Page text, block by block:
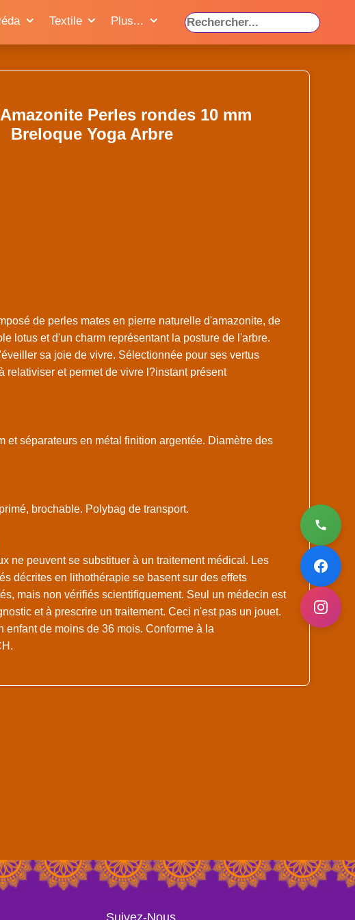
Textile Plus...
Perles rondes 10 mm
Breloque Yoga Arbre
de perles mates en pierre naturelle d'amazonite, de
lotus et d'un charm représentant la posture de l'arbre.
sa joie de vivre. Sélectionnée pour ses vertus
relativiser et permet de vivre l?instant présent
et séparateurs en métal finition argentée. Diamètre des
brochable. Polybag de transport.
ne peuvent se substituer à un traitement médical. Les
décrites en lithothérapie se basent sur des effets
mais non vérifiés scientifiquement. Seul un médecin est
et à prescrire un traitement. Ceci n'est pas un jouet.
enfant de moins de 36 mois. Conforme à la
Suivez-Nous